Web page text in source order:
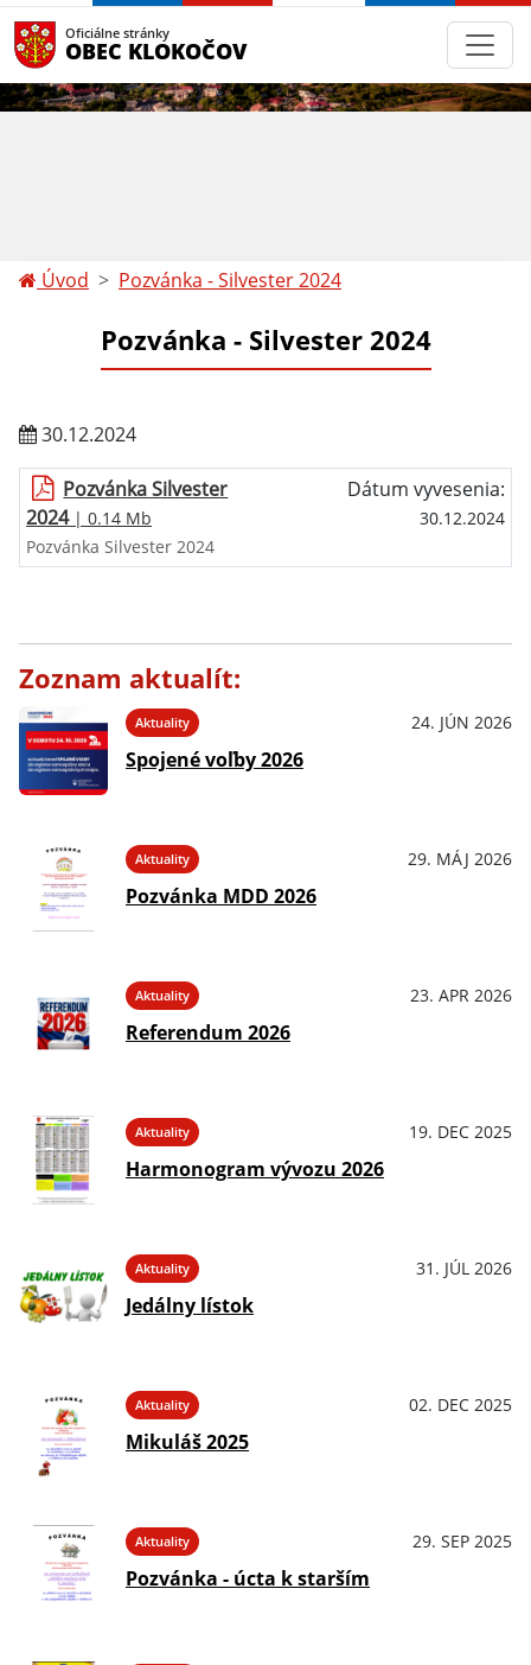
Oficiálne stránky
OBEC KLOKOČOV
Úvod Pozvánka - Silvester 2024
Pozvánka - Silvester 2024
30.12.2024
Pozvánka Silvester
2024| 0.14 Mb
Dátum vyvesenia:
30.12.2024
Pozvánka Silvester 2024
Zoznam aktualít:
Aktuality 24. JÚN 2026
Spojené voľby 2026
Aktuality 29. MÁJ 2026
Pozvánka MDD 2026
Aktuality 23. APR 2026
Referendum 2026
Aktuality 19. DEC 2025
Harmonogram vývozu 2026
Aktuality 31. JÚL 2026
Jedálny lístok
Aktuality 02. DEC 2025
Mikuláš 2025
Aktuality 29. SEP 2025
Pozvánka - úcta k starším